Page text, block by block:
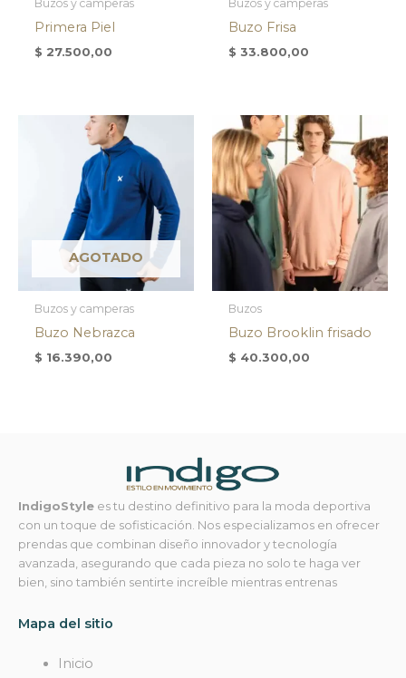
Buzos y camperas
Primera Piel
$ 27.500,00
Buzos y camperas
Buzo Frisa
$ 33.800,00
AGOTADO
Buzos y camperas
Buzo Nebrazca
$ 16.390,00
Buzos
Buzo Brooklin frisado
$ 40.300,00
IndigoStyle es tu destino definitivo para la moda deportiva
con un toque de sofisticación. Nos especializamos en ofrecer
prendas que combinan diseño innovador y tecnología
avanzada, asegurando que cada pieza no solo te haga ver
bien, sino también sentirte increíble mientras entrenas
Mapa del sitio
Inicio